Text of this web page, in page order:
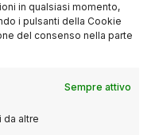
in qualsiasi momento,
i pulsanti della Cookie
del consenso nella parte
Sempre attivo
da altreSpesso